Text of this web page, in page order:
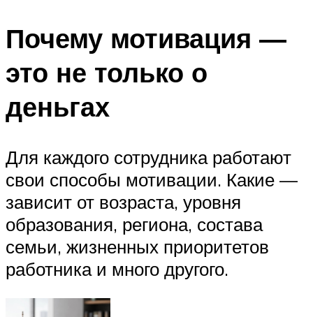
Почему мотивация —
это не только о
деньгах
Для каждого сотрудника работают
свои способы мотивации. Какие —
зависит от возраста, уровня
образования, региона, состава
семьи, жизненных приоритетов
работника и много другого.